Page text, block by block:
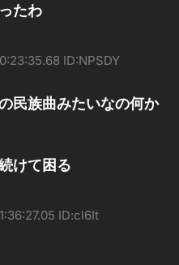
たわ
ID:NPSDY
民族曲みたいなの何か
けて困る
ID:cl6It